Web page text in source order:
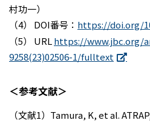
村功一）
（4） DOI番号： https://doi.org/
（5） URLhttps://www.jbc.org/
9258(23)02506-1/fulltext
＜参考文献＞
（文献1）Tamura, K, et al.